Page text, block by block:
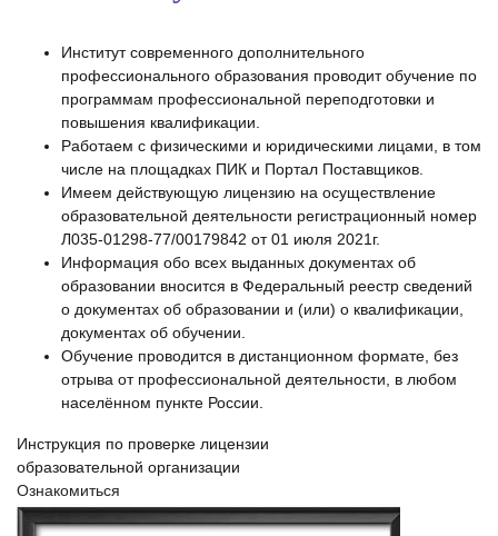
Институт современного дополнительного
профессионального образования проводит обучение по
программам профессиональной переподготовки и
повышения квалификации.
Работаем с физическими и юридическими лицами, в том
числе на площадках ПИК и Портал Поставщиков.
Имеем действующую лицензию на осуществление
образовательной деятельности регистрационный номер
Л035-01298-77/00179842 от 01 июля 2021г.
Информация обо всех выданных документах об
образовании вносится в Федеральный реестр сведений
о документах об образовании и (или) о квалификации,
документах об обучении.
Обучение проводится в дистанционном формате, без
отрыва от профессиональной деятельности, в любом
населённом пункте России.
Инструкция по проверке лицензии
образовательной организации
Ознакомиться